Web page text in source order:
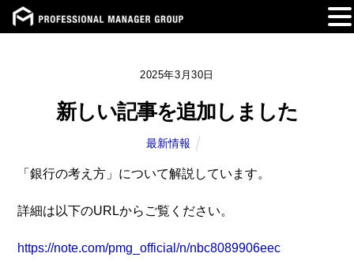
2025年3月30日
新しい記事を追加しました
最新情報
「銀行の考え方」について解説しています。
詳細は以下のURLからご覧ください。
https://note.com/pmg_official/n/nbc8089906eec